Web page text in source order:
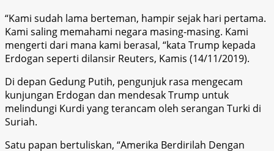
“Kami sudah lama berteman, hampir sejak hari pertama.
Kami saling memahami negara masing-masing. Kami
mengerti dari mana kami berasal, “kata Trump kepada
Erdogan seperti dilansir Reuters, Kamis (14/11/2019).
Di depan Gedung Putih, pengunjuk rasa mengecam
kunjungan Erdogan dan mendesak Trump untuk
melindungi Kurdi yang terancam oleh serangan Turki di
Suriah.
Satu papan bertuliskan, “Amerika Berdirilah Dengan